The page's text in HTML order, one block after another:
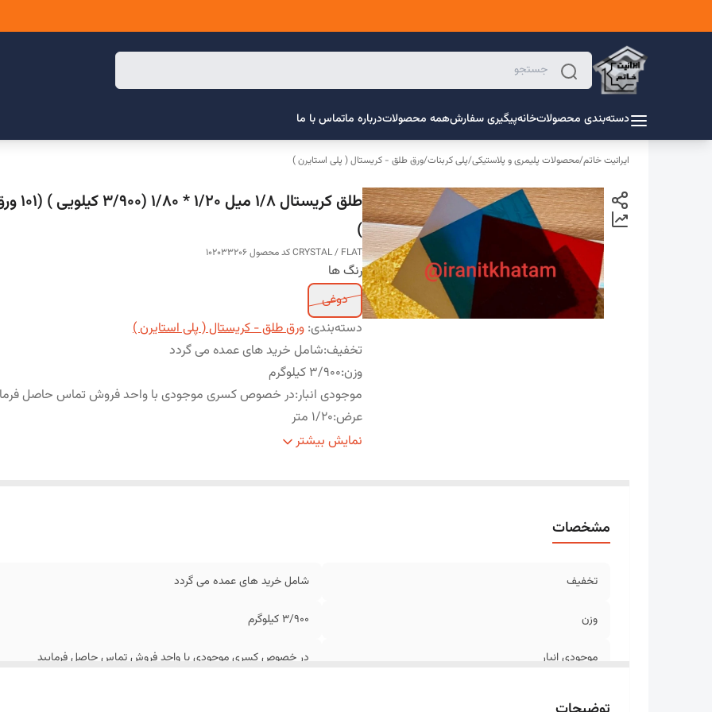
دسته‌بندی محصولاتخانهپیگیری سفارشهمه محصولاتدرباره ماتماس با ما
ایرانیت خاتم/محصولات پلیمری و پلاستیکی/پلی کربنات/ورق طلق - کریستال ( پلی استایرن )
طلق
)
CRYSTAL / FLAT کد محصول 102033206
رنگ ها
دوغی
دسته‌بندی: ورق طلق - کریستال ( پلی استایرن )
تخفیف:شامل خرید های عمده می گردد
وزن:3/900 کیلوگرم
موجودی انبار:در خصوص کسری موجودی با واحد فروش تماس حاصل
عرض:1/20 متر
طول:1/80 متر
نمایش بیشتر
مشخصات
تخفیف شامل خرید های عمده می گردد
وزن 3/900 کیلوگرم
موجودی انبار در خصوص کسری موجودی با واحد فروش تماس حاصل فرمایید